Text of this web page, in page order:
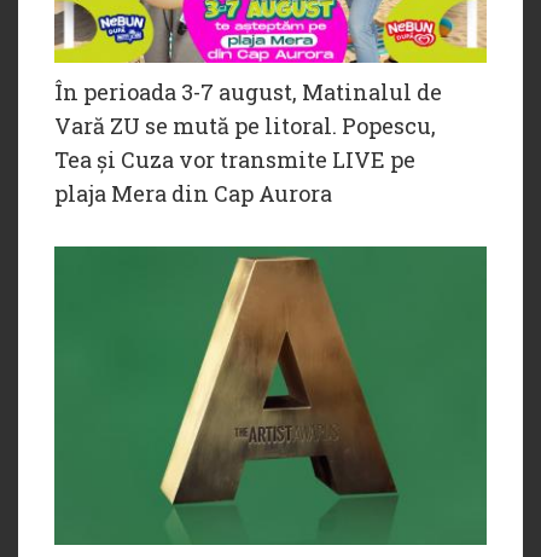
În perioada 3-7 august, Matinalul de
Vară ZU se mută pe litoral. Popescu,
Tea și Cuza vor transmite LIVE pe
plaja Mera din Cap Aurora